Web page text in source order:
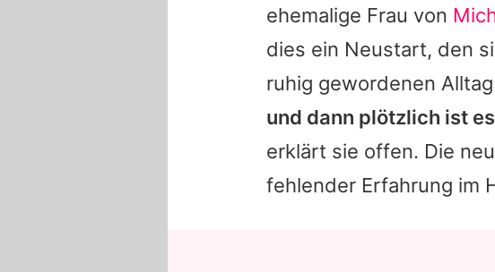
ehemalige Frau von
dies ein Neustart, den
ruhig gewordenen
und dann plötzlich ist
erklärt sie offen. Die
fehlender Erfahrung im